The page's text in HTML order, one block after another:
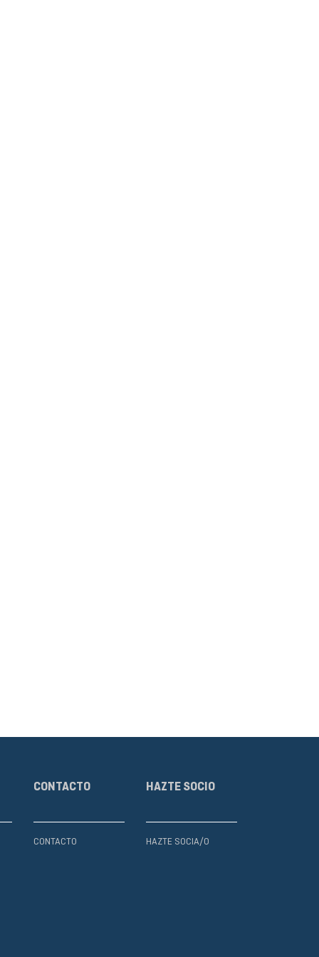
CONTACTO
CONTACTO
HAZTE SOCIO
HAZTE SOCIA/O